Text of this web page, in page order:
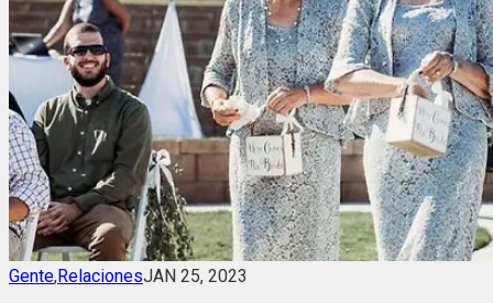
Gente,RelacionesJAN 25, 2023